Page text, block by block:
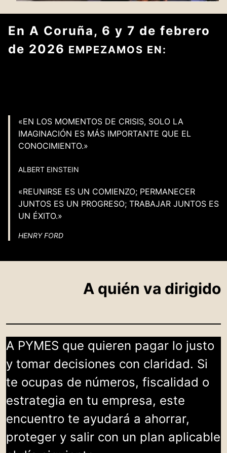
En A Coruña, 6 y 7 de febrero
de 2026 EMPEZAMOS EN:
«EN LOS MOMENTOS DE CRISIS, SOLO LA
IMAGINACIÓN ES MÁS IMPORTANTE QUE EL
CONOCIMIENTO.»
ALBERT EINSTEIN
«REUNIRSE ES UN COMIENZO; PERMANECER
JUNTOS ES UN PROGRESO; TRABAJAR JUNTOS ES
UN ÉXITO.»
HENRY FORD
A quién va dirigido
A PYMES que quieren pagar lo justo
y tomar decisiones con claridad. Si
te ocupas de números, fiscalidad o
estrategia en tu empresa, este
encuentro te ayudará a ahorrar,
proteger y salir con un plan aplicable